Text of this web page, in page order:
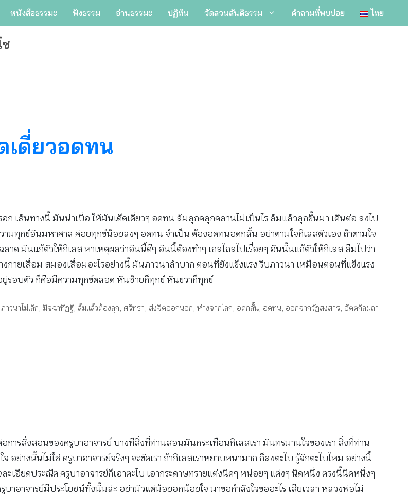
หนังสือธรรมะ ฟังธรรม อ่านธรรมะ ปฏิทิน วัดสวนสันติธรรม คำถามที่พบบ่อย ไทย
เดี่ยวอดทน
ก เส้นทางนี้ มันน่าเบื่อ ให้มันเด็ดเดี่ยวๆ อดทน ล้มลุกคลุกคลานไม่เป็นไร ล้มแล้วลุกขึ้นมา เดินต่อ ลงไป
มทุกข์อันมหาศาล ค่อยทุกข์น้อยลงๆ อดทน จำเป็น ต้องอดทนอดกลั้น อย่าตามใจกิเลสตัวเอง ถ้าตามใจ
าด มันแก้ตัวให้กิเลส หาเหตุผลว่าอันนี้ดีๆ อันนี้ต้องทำๆ เถลไถลไปเรื่อยๆ อันนั้นแก้ตัวให้กิเลส ลืมไปว่า
กายเสื่อม สมองเสื่อมอะไรอย่างนี้ มันภาวนาลำบาก ตอนที่ยังแข็งแรง รีบภาวนา เหมือนตอนที่แข็งแรง
รอบตัว ก็คือมีความทุกข์ตลอด หันซ้ายก็ทุกข์ หันขวาก็ทุกข์
ภาวนาไม่เลิก, มิจฉาทิฏฐิ, ล้มแล้วต้องลุก, ศรัทธา, ส่งจิตออกนอก,ห่างจากโลก, อดกลั้น, อดทน, ออกจากวัฏสงสาร, อัตตกิลมถา
การสั่งสอนของครูบาอาจารย์ บางทีสิ่งที่ท่านสอนมันกระเทือนกิเลสเรา มันทรมานใจของเรา สิ่งที่ท่าน
อย่างนั้นไม่ใช่ ครูบาอาจารย์จริงๆ จะขัดเรา ถ้ากิเลสเราหยาบหนามาก ก็ลงตะไบ รู้จักตะไบไหม อย่างนี้
เอียดประณีต ครูบาอาจารย์ก็เอาตะไบ เอากระดาษทรายแต่งนิดๆ หน่อยๆ แต่งๆ นิดหนึ่ง ตรงนี้นิดหนึ่งๆ
บาอาจารย์มีประโยชน์ทั้งนั้นล่ะ อย่ามัวแต่น้อยอกน้อยใจ มาขอกำลังใจขออะไร เสียเวลา หลวงพ่อไม่